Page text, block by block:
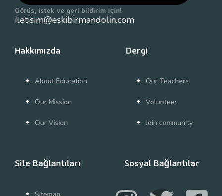
Görüş, istek ve geri bildirim için!
iletisim@eskibirmandolin.com
Hakkımızda
About Education
Our Mission
Our Vision
Dergi
Our Teachers
Volunteer
Join community
Site Bağlantıları Sosyal Bağlantılar